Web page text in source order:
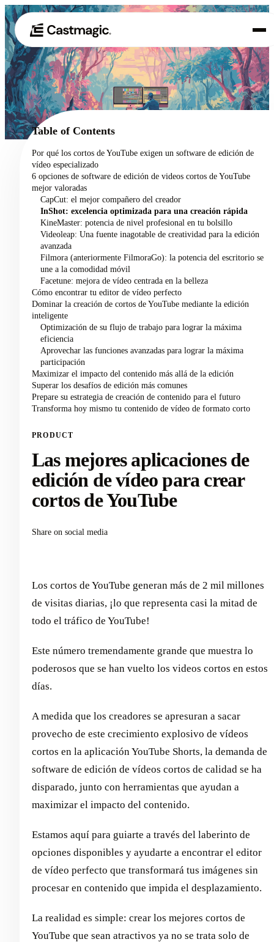
01 Producto
02 Casos de uso
Precios
Acerca de nosotros
Table of Contents
Por qué los cortos de YouTube exigen un software de edición de
vídeo especializado
6 opciones de software de edición de videos cortos de YouTube
mejor valoradas
CapCut: el mejor compañero del creador
InShot: excelencia optimizada para una creación rápida
KineMaster: potencia de nivel profesional en tu bolsillo
Videoleap: Una fuente inagotable de creatividad para la edición
avanzada
Filmora (anteriormente FilmoraGo): la potencia del escritorio se
une a la comodidad móvil
Facetune: mejora de vídeo centrada en la belleza
Cómo encontrar tu editor de vídeo perfecto
Dominar la creación de cortos de YouTube mediante la edición
inteligente
Optimización de su flujo de trabajo para lograr la máxima
eficiencia
Aprovechar las funciones avanzadas para lograr la máxima
participación
Maximizar el impacto del contenido más allá de la edición
Superar los desafíos de edición más comunes
Prepare su estrategia de creación de contenido para el futuro
Transforma hoy mismo tu contenido de vídeo de formato corto
PRODUCT
Las mejores aplicaciones de
edición de vídeo para crear
cortos de YouTube
Share on social media
Los cortos de YouTube generan más de 2 mil millones
de visitas diarias, ¡lo que representa casi la mitad de
todo el tráfico de YouTube!
Este número tremendamente grande que muestra lo
poderosos que se han vuelto los videos cortos en estos
días.
A medida que los creadores se apresuran a sacar
provecho de este crecimiento explosivo de vídeos
cortos en la aplicación YouTube Shorts, la demanda de
software de edición de vídeos cortos de calidad se ha
disparado, junto con herramientas que ayudan a
maximizar el impacto del contenido.
Estamos aquí para guiarte a través del laberinto de
opciones disponibles y ayudarte a encontrar el editor
de vídeo perfecto que transformará tus imágenes sin
procesar en contenido que impida el desplazamiento.
La realidad es simple: crear los mejores cortos de
YouTube que sean atractivos ya no se trata solo de